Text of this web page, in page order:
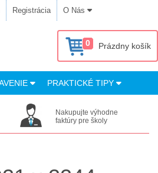
Registrácia O Nás
0 Prázdny košík
PRAKTICKÉ TIPY
Nakupujte výhodne
faktúry pre školy